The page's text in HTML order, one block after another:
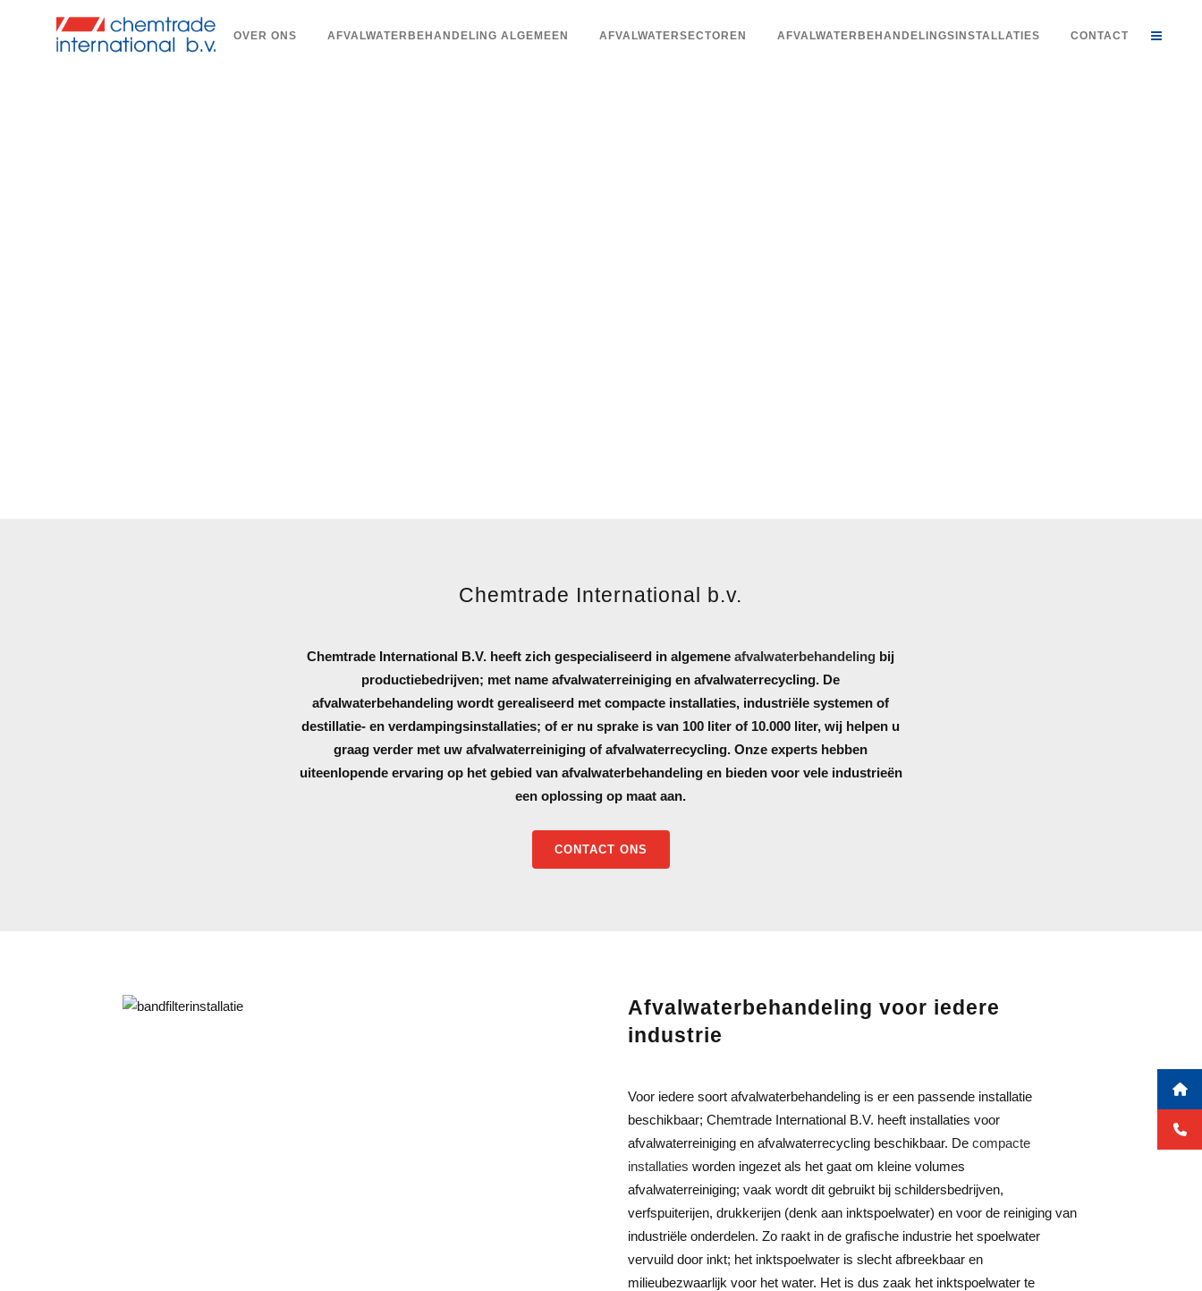
OVER ONS AFVALWATERBEHANDELING ALGEMEEN AFVALWATERSECTOREN AFVALWATERBEHANDELINGSINSTALLATIES CONTACT
Chemtrade International b.v.
Chemtrade International B.V. heeft zich gespecialiseerd in algemeneafvalwaterbehandeling bij
productiebedrijven; met name afvalwaterreiniging en afvalwaterrecycling. De
afvalwaterbehandeling wordt gerealiseerd met compacte installaties, industriële systemen of
destillatie- en verdampingsinstallaties; of er nu sprake is van 100 liter of 10.000 liter, wij helpen u
graag verder met uw afvalwaterreiniging of afvalwaterrecycling. Onze experts hebben
uiteenlopende ervaring op het gebied van afvalwaterbehandeling en bieden voor vele industrieën
een oplossing op maat aan.
CONTACT ONS
Afvalwaterbehandeling voor iedere
industrie
Voor iedere soort afvalwaterbehandeling is er een passende installatie
beschikbaar; Chemtrade International B.V. heeft installaties voor
afvalwaterreiniging en afvalwaterrecycling beschikbaar. De compacte
installaties worden ingezet als het gaat om kleine volumes
afvalwaterreiniging; vaak wordt dit gebruikt bij schildersbedrijven,
verfspuiterijen, drukkerijen (denk aan inktspoelwater) en voor de reiniging van
industriële onderdelen. Zo raakt in de grafische industrie het spoelwater
vervuild door inkt; het inktspoelwater is slecht afbreekbaar en
milieubezwaarlijk voor het water. Het is dus zaak het inktspoelwater te